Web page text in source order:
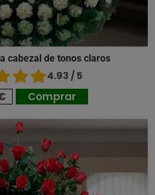
cabezal de tonos claros
4.93 / 5
Comprar